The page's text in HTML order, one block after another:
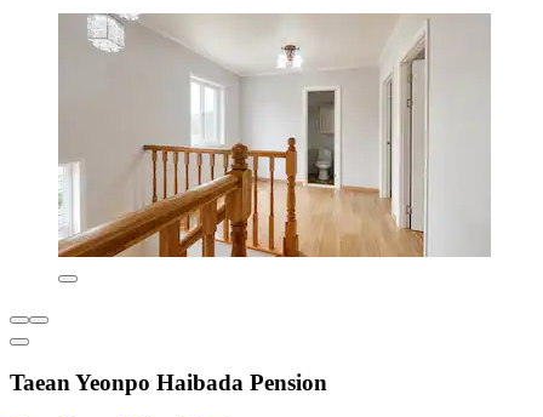
Taean Yeonpo Haibada Pension